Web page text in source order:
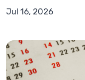
Jul 16, 2026